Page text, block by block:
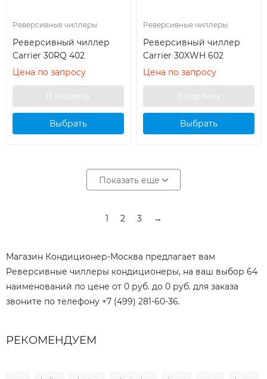
Реверсивные чиллеры
Реверсивный чиллер
Carrier 30RQ 402
Цена по запросу
Выбрать
Реверсивные чиллеры
Реверсивный чиллер
Carrier 30XWH 602
Цена по запросу
Выбрать
Показать еще
1 2 3 →
Магазин Кондиционер-Москва предлагает вам
Реверсивные чиллеры кондиционеры, на ваш выбор 64
наименований по цене от 0 руб. до 0 руб. для заказа
звоните по телефону +7 (499) 281-60-36.
РЕКОМЕНДУЕМ